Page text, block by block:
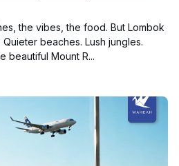
the vibes, the food. But Lombok
beaches. Lush jungles.
beautiful Mount R...